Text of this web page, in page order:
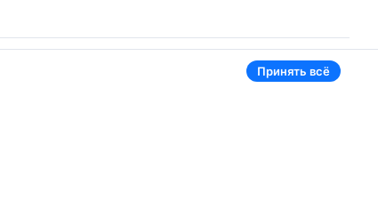
Принять всё